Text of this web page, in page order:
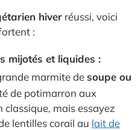
hiver réussi, voici
:
mijotés et liquides :
marmite de soupe ou
de potimarron aux
classique, mais essayez
lentilles corail au lait de